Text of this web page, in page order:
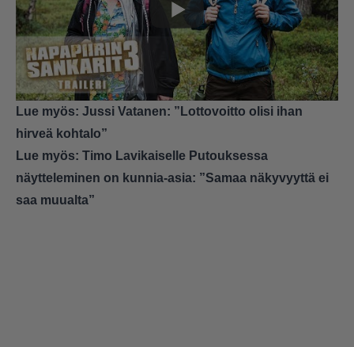
Lue myös: Jussi Vatanen: ”Lottovoitto olisi ihan
hirveä kohtalo”
Lue myös: Timo Lavikaiselle Putouksessa
näytteleminen on kunnia-asia: ”Samaa näkyvyyttä ei
saa muualta”